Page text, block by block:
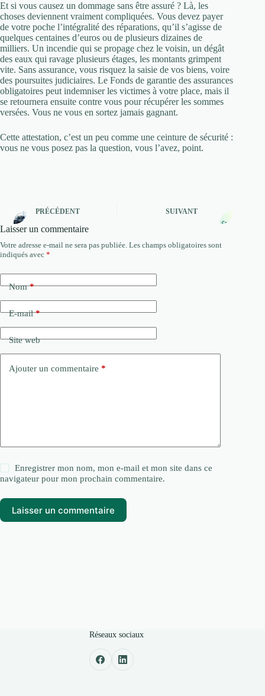
Et si vous causez un dommage sans être assuré ? Là, les
choses deviennent vraiment compliquées. Vous devez payer
de votre poche l’intégralité des réparations, qu’il s’agisse de
quelques centaines d’euros ou de plusieurs dizaines de
milliers. Un incendie qui se propage chez le voisin, un dégât
des eaux qui ravage plusieurs étages, les montants grimpent
vite. Sans assurance, vous risquez la saisie de vos biens, voire
des poursuites judiciaires. Le Fonds de garantie des assurances
obligatoires peut indemniser les victimes à votre place, mais il
se retournera ensuite contre vous pour récupérer les sommes
versées. Vous ne vous en sortez jamais gagnant.
Cette attestation, c’est un peu comme une ceinture de sécurité :
vous ne vous posez pas la question, vous l’avez, point.
PRÉCÉDENT SUIVANT
Laisser un commentaire
Votre adresse e-mail ne sera pas publiée. Les champs obligatoires sont
indiqués avec *
Nom*
E-mail*
Site web
Ajouter un commentaire *
Enregistrer mon nom, mon e-mail et mon site dans ce
navigateur pour mon prochain commentaire.
Laisser un commentaire
Réseaux sociaux